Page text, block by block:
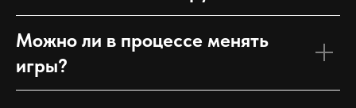
Можно ли в процессе менять
игры?